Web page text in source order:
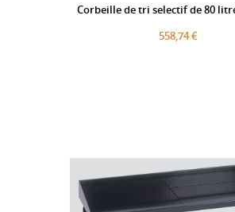
Corbeille de tri selectif de 80
558,74 €